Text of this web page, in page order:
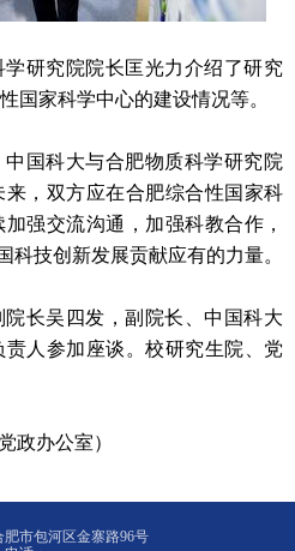
研究院院长匡光力介绍了研究
国家科学中心的建设情况等。
国科大与合肥物质科学研究院
，双方应在合肥综合性国家科
强交流沟通，加强科教合作，
科技创新发展贡献应有的力量。
长吴四发，副院长、中国科大
人参加座谈。校研究生院、党
党政办公室）
市包河区金寨路96号